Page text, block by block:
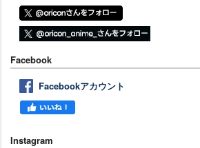
Facebook
Facebookアカウント
Instagram